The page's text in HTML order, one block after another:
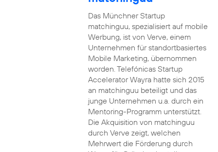
Das Münchner Startup
matchinguu, spezialisiert auf mobile
Werbung, ist von Verve, einem
Unternehmen für standortbasiertes
Mobile Marketing, übernommen
worden. Telefónicas Startup
Accelerator Wayra hatte sich 2015
an matchinguu beteiligt und das
junge Unternehmen u.a. durch ein
Mentoring-Programm unterstützt.
Die Akquisition von matchinguu
durch Verve zeigt, welchen
Mehrwert die Förderung durch